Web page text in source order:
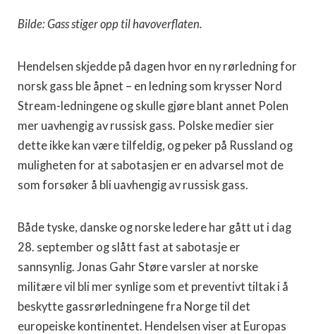
Bilde: Gass stiger opp til havoverflaten.
Hendelsen skjedde på dagen hvor en ny rørledning for
norsk gass ble åpnet – en ledning som krysser Nord
Stream-ledningene og skulle gjøre blant annet Polen
mer uavhengig av russisk gass. Polske medier sier
dette ikke kan være tilfeldig, og peker på Russland og
muligheten for at sabotasjen er en advarsel mot de
som forsøker å bli uavhengig av russisk gass.
Både tyske, danske og norske ledere har gått ut i dag
28. september og slått fast at sabotasje er
sannsynlig. Jonas Gahr Støre varsler at norske
militære vil bli mer synlige som et preventivt tiltak i å
beskytte gassrørledningene fra Norge til det
europeiske kontinentet. Hendelsen viser at Europas